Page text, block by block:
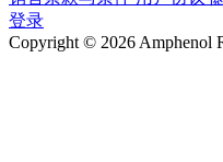
登录
Copyright © 2026 Amphenol